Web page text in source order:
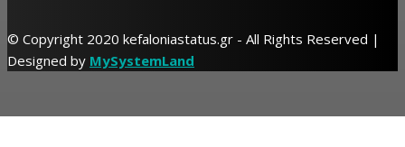
© Copyright 2020 kefaloniastatus.gr - All Rights Reserved |
Designed by MySystemLand